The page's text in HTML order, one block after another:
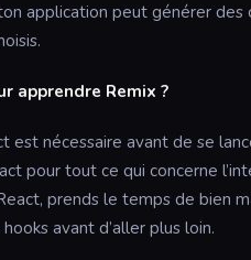
application peut générer des
apprendre Remix ?
est nécessaire avant de se
pour tout ce qui concerne
prends le temps de bien
avant d’aller plus loin.